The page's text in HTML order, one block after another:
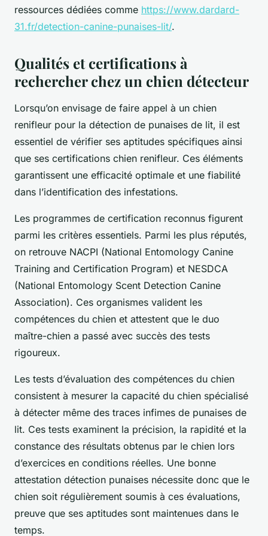
ressources dédiées comme https://www.dardard-
31.fr/detection-canine-punaises-lit/.
Qualités et certifications à
rechercher chez un chien détecteur
Lorsqu’on envisage de faire appel à un chien
renifleur pour la détection de punaises de lit, il est
essentiel de vérifier ses aptitudes spécifiques ainsi
que ses certifications chien renifleur. Ces éléments
garantissent une efficacité optimale et une fiabilité
dans l’identification des infestations.
Les programmes de certification reconnus figurent
parmi les critères essentiels. Parmi les plus réputés,
on retrouve NACPI (National Entomology Canine
Training and Certification Program) et NESDCA
(National Entomology Scent Detection Canine
Association). Ces organismes valident les
compétences du chien et attestent que le duo
maître-chien a passé avec succès des tests
rigoureux.
Les tests d’évaluation des compétences du chien
consistent à mesurer la capacité du chien spécialisé
à détecter même des traces infimes de punaises de
lit. Ces tests examinent la précision, la rapidité et la
constance des résultats obtenus par le chien lors
d’exercices en conditions réelles. Une bonne
attestation détection punaises nécessite donc que le
chien soit régulièrement soumis à ces évaluations,
preuve que ses aptitudes sont maintenues dans le
temps.